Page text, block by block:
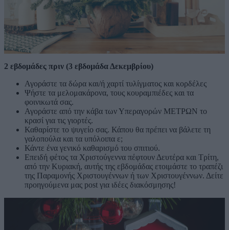
2 εβδομάδες πριν (3 εβδομάδα Δεκεμβρίου)
Αγοράστε τα δώρα και/ή χαρτί τυλίγματος και κορδέλες
Ψήστε τα μελομακάρονα, τους κουραμπιέδες και τα
φοινικωτά σας.
Αγοράστε από την κάβα των Υπεραγορών ΜΕΤΡΩΝ το
κρασί για τις γιορτές.
Καθαρίστε το ψυγείο σας. Κάπου θα πρέπει να βάλετε τη
γαλοπούλα και τα υπόλοιπα ε;
Κάντε ένα γενικό καθαρισμό του σπιτιού.
Επειδή φέτος τα Χριστούγεννα πέφτουν Δευτέρα και Τρίτη,
από την Κυριακή, αυτής της εβδομάδας ετοιμάστε το τραπέζι
της Παραμονής Χριστουγέννων ή των Χριστουγέννων. Δείτε
προηγούμενα μας post για ιδέες διακόσμησης!